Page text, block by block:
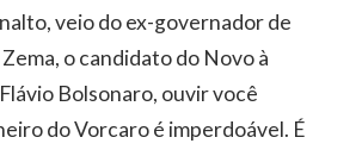
veio do ex-governador de
o candidato do Novo à
Bolsonaro, ouvir você
do Vorcaro é imperdoável. É